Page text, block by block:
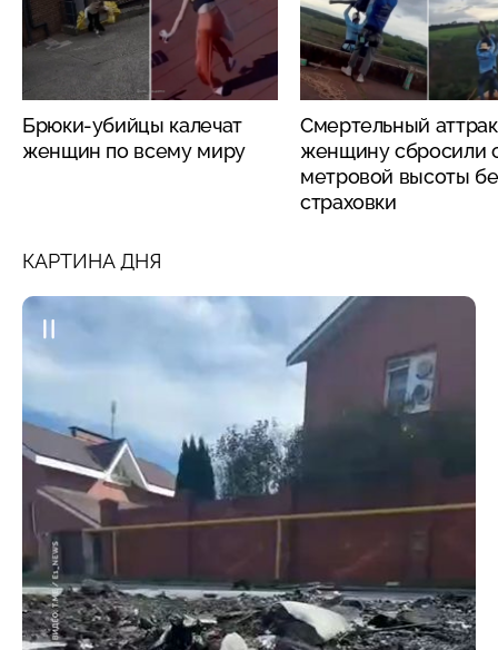
Брюки-убийцы калечат
женщин по всему миру
Смертельный
женщину сбросили
метровой высоты
страховки
КАРТИНА ДНЯ